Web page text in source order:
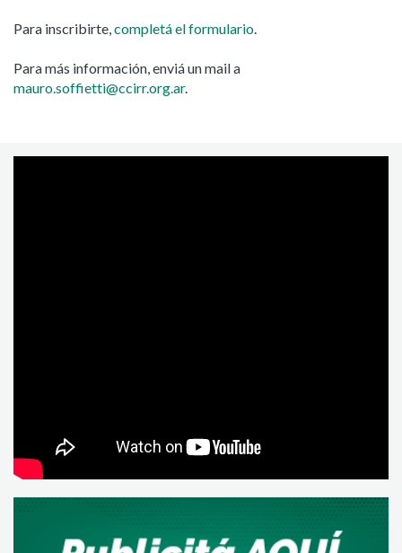
Para inscribirte, completá el formulario
Para más información, enviá un mail a
mauro.soffietti@ccirr.org.ar.